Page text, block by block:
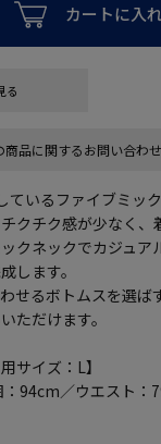
カートに入
る
商品に関するお問い合わ
いるファイブミッ
クチク感が少なく、
クネックでカジュア
します。
せるボトムスを選ば
ただけます。
サイズ：L】
94cm／ウエスト：